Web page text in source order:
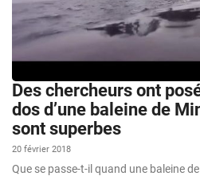
Des chercheurs ont
dos d’une baleine de
sont superbes
20 février 2018
Que se passe-t-il quand une baleine